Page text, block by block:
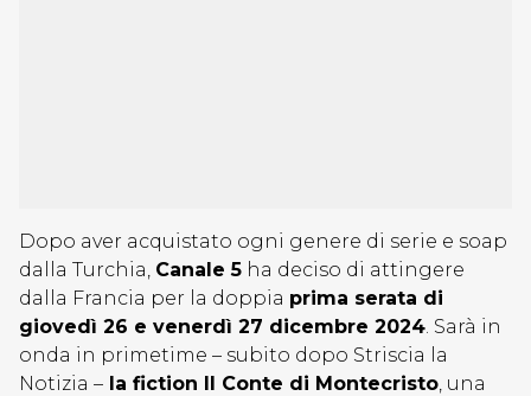
Dopo aver acquistato ogni genere di serie e soap
dalla Turchia, Canale 5 ha deciso di attingere
dalla Francia per la doppia prima serata di
giovedì 26 e venerdì 27 dicembre 2024. Sarà in
onda in primetime – subito dopo Striscia la
Notizia – la fiction Il Conte di Montecristo, una